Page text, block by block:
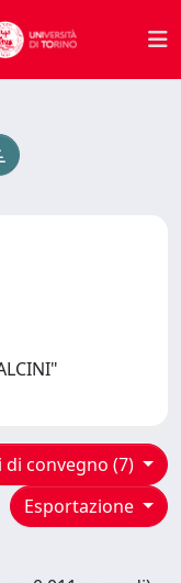
convegno (7)
Esportazione